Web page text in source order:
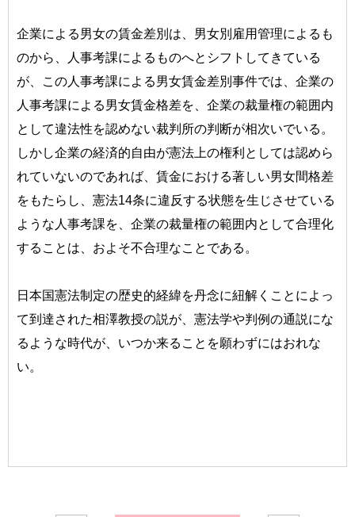
企業による男女の賃金差別は、男女別雇用管理によるも
のから、人事考課によるものへとシフトしてきている
が、この人事考課による男女賃金差別事件では、企業の
人事考課による男女賃金格差を、企業の裁量権の範囲内
として違法性を認めない裁判所の判断が相次いでいる。
しかし企業の経済的自由が憲法上の権利としては認めら
れていないのであれば、賃金における著しい男女間格差
をもたらし、憲法14条に違反する状態を生じさせている
ような人事考課を、企業の裁量権の範囲内として合理化
することは、およそ不合理なことである。
日本国憲法制定の歴史的経緯を丹念に紐解くことによっ
て到達された相澤教授の説が、憲法学や判例の通説にな
るような時代が、いつか来ることを願わずにはおれな
い。